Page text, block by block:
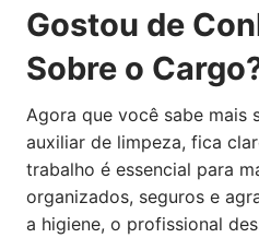
Gostou de
Sobre o
Agora que você sabe mais
auxiliar de limpeza, fica
trabalho é essencial para
organizados, seguros e
a higiene, o profissional